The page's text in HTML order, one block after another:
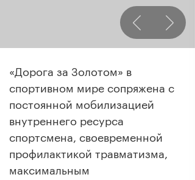
«Дорога за Золотом» в
спортивном мире сопряжена с
постоянной мобилизацией
внутреннего ресурса
спортсмена, своевременной
профилактикой травматизма,
максимальным